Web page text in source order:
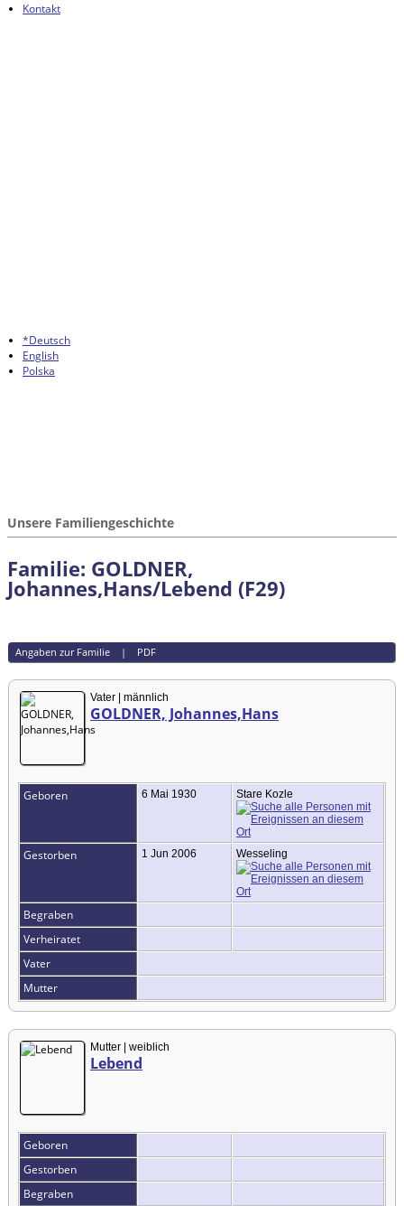
Kontakt
*Deutsch
English
Polska
Unsere Familiengeschichte
Familie: GOLDNER,
Johannes,Hans/Lebend (F29)
Angaben zur Familie| PDF
Vater | männlich
GOLDNER, Johannes,Hans
Geboren 6 Mai 1930 Stare Kozle
Gestorben 1 Jun 2006 Wesseling
Begraben
Verheiratet
Vater
Mutter
Mutter | weiblich
Lebend
Geboren
Gestorben
Begraben